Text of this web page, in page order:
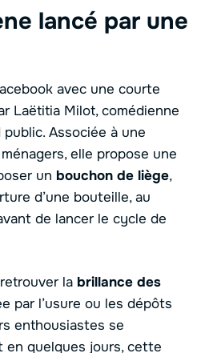
lancé par une
avec une courte
Laëtitia Milot, comédienne
Associée à une
elle propose une
un bouchon de liège,
d’une bouteille, au
de lancer le cycle de
la brillance des
par l’usure ou les dépôts
enthousiastes se
en quelques jours, cette